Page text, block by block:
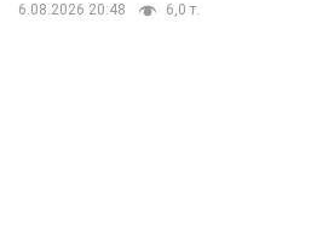
6.08.2026 20:48 6,0 т.